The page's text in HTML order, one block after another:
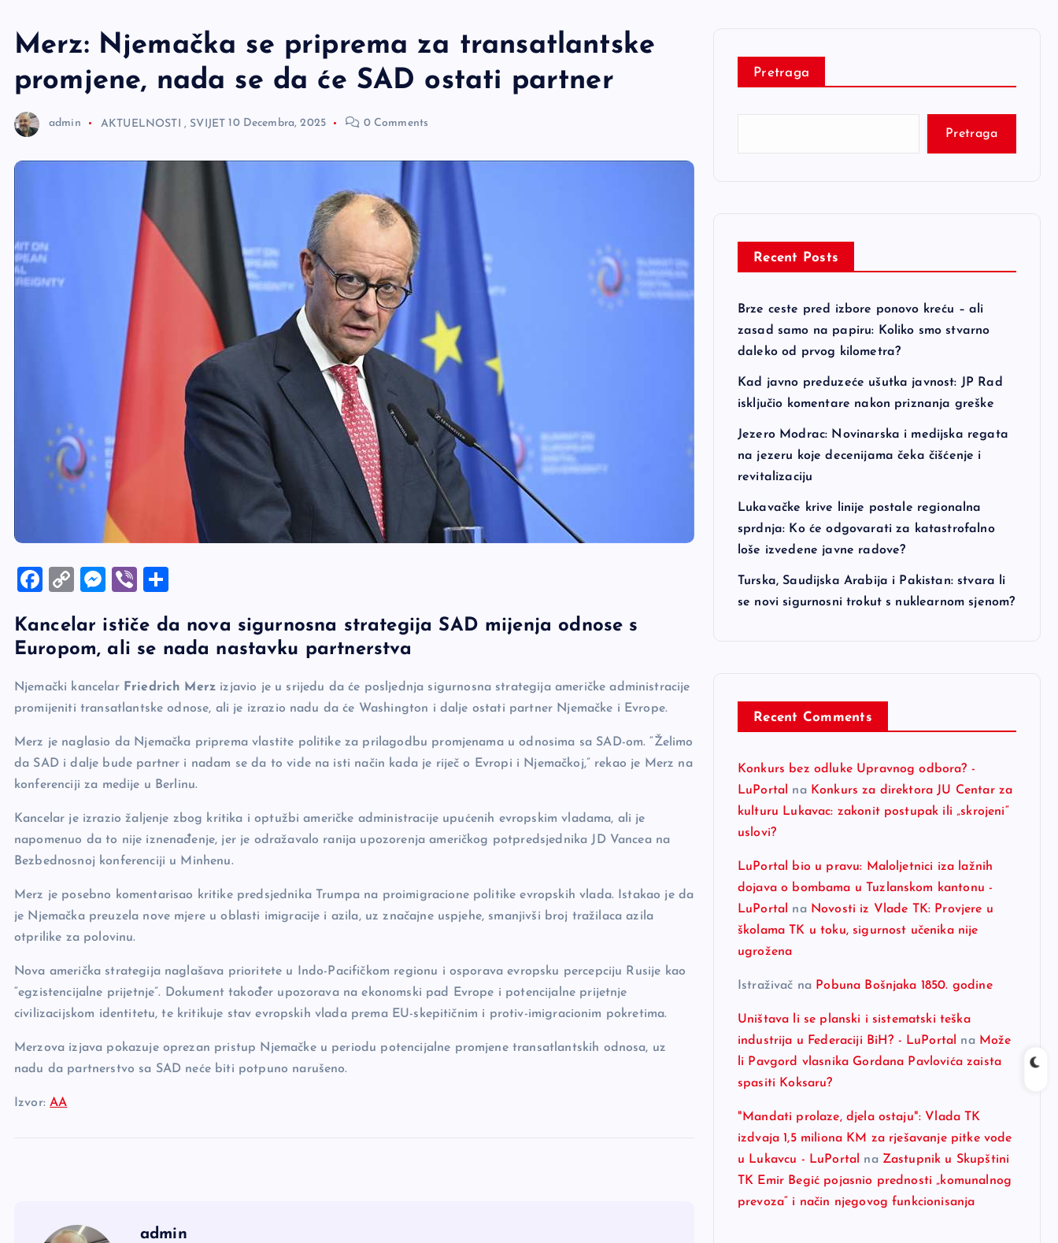
Merz: Njemačka se priprema za transatlantske
promjene, nada se da će SAD ostati partner
admin AKTUELNOSTI , SVIJET 10 Decembra, 2025 0 Comments
F
c
e
b
o
k
C
p
y
Li
n
k
M
se
n
g
er
Vi
er ar
e
Kancelar ističe da nova sigurnosna strategija SAD mijenja odnose s
Europom, ali se nada nastavku partnerstva
Njemački kancelar Friedrich Merz izjavio je u srijedu da će posljednja sigurnosna strategija američke administracije
promijeniti transatlantske odnose, ali je izrazio nadu da će Washington i dalje ostati partner Njemačke i Evrope.
Merz je naglasio da Njemačka priprema vlastite politike za prilagodbu promjenama u odnosima sa SAD-om. “Želimo
da SAD i dalje bude partner i nadam se da to vide na isti način kada je riječ o Evropi i Njemačkoj,” rekao je Merz na
konferenciji za medije u Berlinu.
Kancelar je izrazio žaljenje zbog kritika i optužbi američke administracije upućenih evropskim vladama, ali je
napomenuo da to nije iznenađenje, jer je odražavalo ranija upozorenja američkog potpredsjednika JD Vancea na
Bezbednosnoj konferenciji u Minhenu.
Merz je posebno komentarisao kritike predsjednika Trumpa na proimigracione politike evropskih vlada. Istakao je da
je Njemačka preuzela nove mjere u oblasti imigracije i azila, uz značajne uspjehe, smanjivši broj tražilaca azila
otprilike za polovinu.
Nova američka strategija naglašava prioritete u Indo-Pacifičkom regionu i osporava evropsku percepciju Rusije kao
“egzistencijalne prijetnje”. Dokument također upozorava na ekonomski pad Evrope i potencijalne prijetnje
civilizacijskom identitetu, te kritikuje stav evropskih vlada prema EU-skepitičnim i protiv-imigracionim pokretima.
Merzova izjava pokazuje oprezan pristup Njemačke u periodu potencijalne promjene transatlantskih odnosa, uz
nadu da partnerstvo sa SAD neće biti potpuno narušeno.
Izvor:AA
admin
Pretraga
Pretraga
Recent Posts
Brze ceste pred izbore ponovo kreću – ali
zasad samo na papiru: Koliko smo stvarno
daleko od prvog kilometra?
Kad javno preduzeće ušutka javnost: JP Rad
isključio komentare nakon priznanja greške
Jezero Modrac: Novinarska i medijska regata
na jezeru koje decenijama čeka čišćenje i
revitalizaciju
Lukavačke krive linije postale regionalna
sprdnja: Ko će odgovarati za katastrofalno
loše izvedene javne radove?
Turska, Saudijska Arabija i Pakistan: stvara li
se novi sigurnosni trokut s nuklearnom sjenom?
Recent Comments
Konkurs bez odluke Upravnog odbora? -
LuPortal
na Konkurs za direktora JU Centar za
kulturu Lukavac: zakonit postupak ili „skrojeni“
uslovi?
LuPortal bio u pravu: Maloljetnici iza lažnih
dojava o bombama u Tuzlanskom kantonu -
LuPortal
na Novosti iz Vlade TK: Provjere u
školama TK u toku, sigurnost učenika nije
ugrožena
Istraživač na Pobuna Bošnjaka 1850. godine
Uništava li se planski i sistematski teška
industrija u Federaciji BiH? - LuPortal
na Može
li Pavgord vlasnika Gordana Pavlovića zaista
spasiti Koksaru?
"Mandati prolaze, djela ostaju": Vlada TK
izdvaja 1,5 miliona KM za rješavanje pitke vode
u Lukavcu - LuPortal
na Zastupnik u Skupštini
TK Emir Begić pojasnio prednosti „komunalnog
prevoza“ i način njegovog funkcionisanja